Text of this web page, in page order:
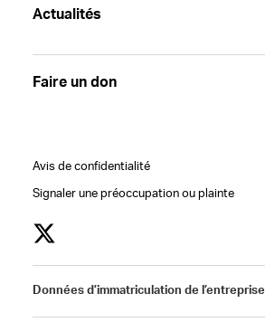
Actualités
Faire un don
Avis de confidentialité
Signaler une préoccupation ou plainte
Données d’immatriculation de l’entreprise